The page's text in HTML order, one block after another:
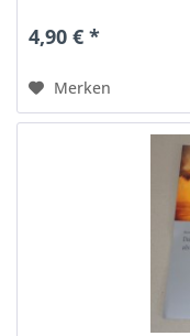
4,90 € *
Merken